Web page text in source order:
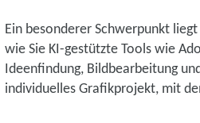
Ein besonderer Schwerpunkt
wie Sie KI-gestützte Tools wie
Ideenfindung, Bildbearbeitung
individuelles Grafikprojekt, mit